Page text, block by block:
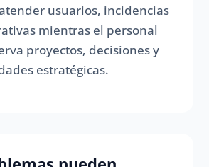
usuarios, incidencias
mientras el personal
proyectos, decisiones y
estratégicas.